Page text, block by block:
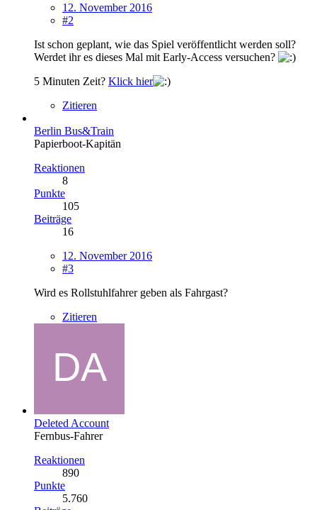
12. November 2016
#2
Ist schon geplant, wie das Spiel veröffentlicht werden soll?
Werdet ihr es dieses Mal mit Early-Access versuchen?
5 Minuten Zeit? Klick hier
Zitieren
Berlin Bus&Train
Papierboot-Kapitän
Reaktionen
8
Punkte
105
Beiträge
16
12. November 2016
#3
Wird es Rollstuhlfahrer geben als Fahrgast?
Zitieren
Deleted Account
Fernbus-Fahrer
Reaktionen
890
Punkte
5.760